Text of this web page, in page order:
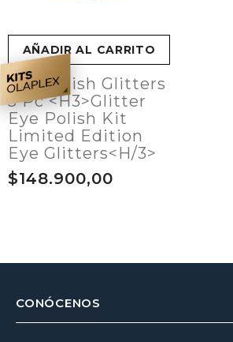
AÑADIR AL CARRITO
Eye Polish Glitters
5 Pc <h3>Glitter
Eye Polish Kit
Limited Edition
Eye Glitters<h/3>
$148.900,00
CONÓCENOS